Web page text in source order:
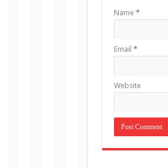
Name *
Email *
Website